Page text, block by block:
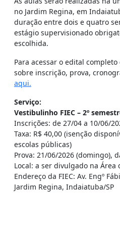
no Jardim Regina, em
duração entre dois e quatro
estágio supervisionado
escolhida.
Para acessar o edital
sobre inscrição, prova,
aqui.
Serviço:
Vestibulinho FIEC – 2º
Inscrições: de 27/04 a 10/06/
Taxa: R$ 40,00 (isenção
escolas públicas)
Prova: 21/06/2026 (domingo),
Local: a ser divulgado na Área
Endereço da FIEC: Av. Engº
Jardim Regina, Indaiatuba/SP